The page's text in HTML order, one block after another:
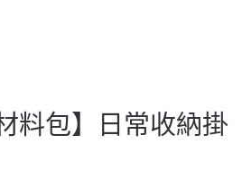
料包】日常收納掛